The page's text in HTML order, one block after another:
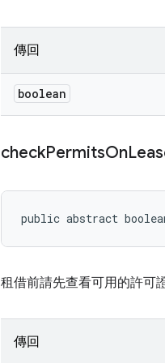
傳回
boolean
checkPermitsOn
public abstract
租借前請先查看可用的許可證
傳回